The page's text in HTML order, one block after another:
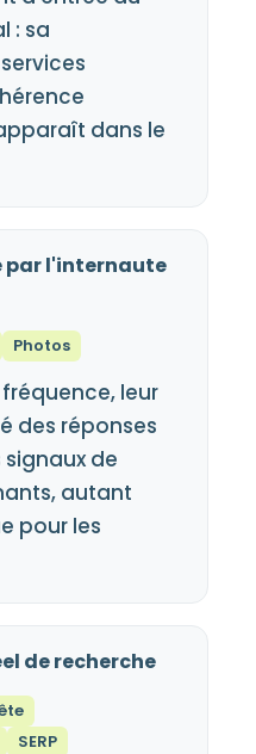
: sa
dans le
par l'internaute
Photos
leur
des réponses
de
autant
pour les
de recherche
SERP